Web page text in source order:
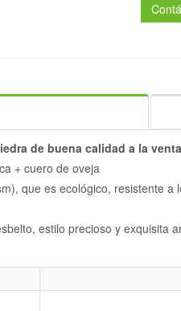
de buena calidad a la
+ cuero de oveja
que es ecológico, resistente
estilo precioso y exquisita